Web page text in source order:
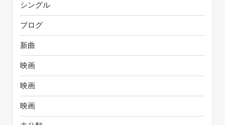
シングル
ブログ
新曲
映画
映画
映画